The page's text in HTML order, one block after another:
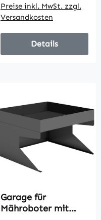
Schiebetür,
wetterfest, Grau
Preise inkl. MwSt. zzgl.
Versandkosten
Details
Garage für
Mähroboter mit